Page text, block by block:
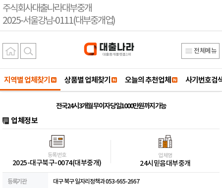
주식회사대출나라대부중개
2025-서울강남-0111(대부중개업)
전체메뉴
지역별 업체찾기 상품별 업체찾기 오늘의 추천업체 사기번호검
전국24시 3개월 무이자 당일1000만원까지 가능
업체정보
등록번호
2025-대구북구-0074(대부중개)
업체명
24시믿음대부중개
등록기관 대구 북구 일자리정책과 053-665-2667